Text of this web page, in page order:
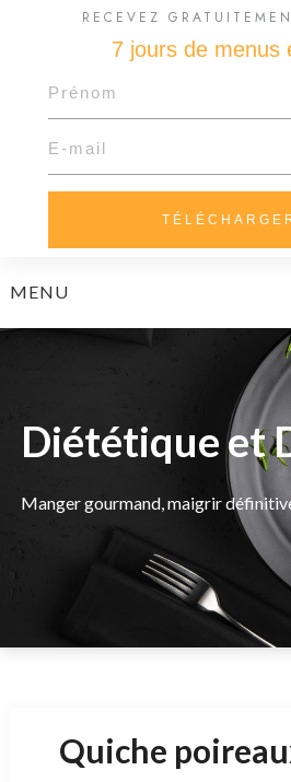
toMENU
Diététique et
Manger gourmand, maigrir
Quiche
RECEVEZ
7 jours de menus